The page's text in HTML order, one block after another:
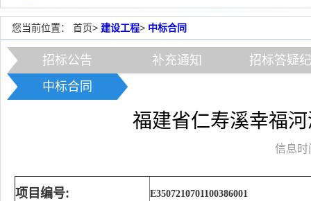
您当前位置： 首页> 建设工程> 中标合同
招标公告 补充通知
招标答疑
中标合同
福建省仁寿溪幸福
信息时
项目编号: E3507210701100386001